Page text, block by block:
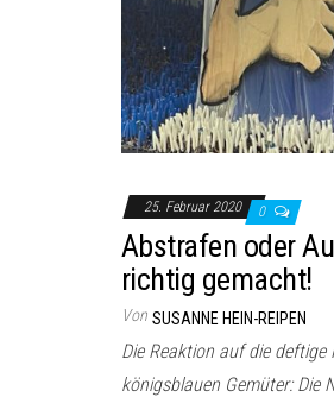
25. Februar 2020 0
Abstrafen oder
richtig gemacht!
Von SUSANNE HEIN-REIPEN
Die Reaktion auf die deftige
königsblauen Gemüter: Die